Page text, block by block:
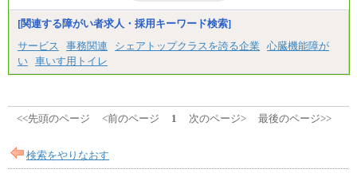
[関連する障がい者求人・採用キーワード検索]
サービス
事務関連 シェアトップクラスを誇る企業
心臓機能障が
い 車いす用トイレ
<<先頭のページ <前のページ 1 次のページ> 最後のページ>>
検索をやりなおす